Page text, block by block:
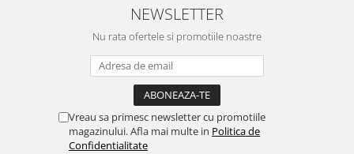
sunt multumit si voi continua cuNEWSLETTER
Nu rata ofertele si promotiile noastre
Vreau sa primesc newsletter cu promotiile
magazinului. Afla mai multe in Politica de
Confidentialitate